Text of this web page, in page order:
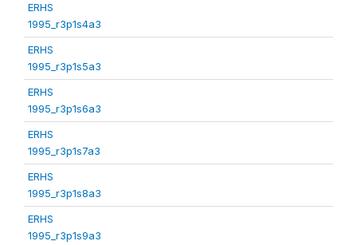
ERHS
1995_r3p1s4a3
ERHS
1995_r3p1s5a3
ERHS
1995_r3p1s6a3
ERHS
1995_r3p1s7a3
ERHS
1995_r3p1s8a3
ERHS
1995_r3p1s9a3